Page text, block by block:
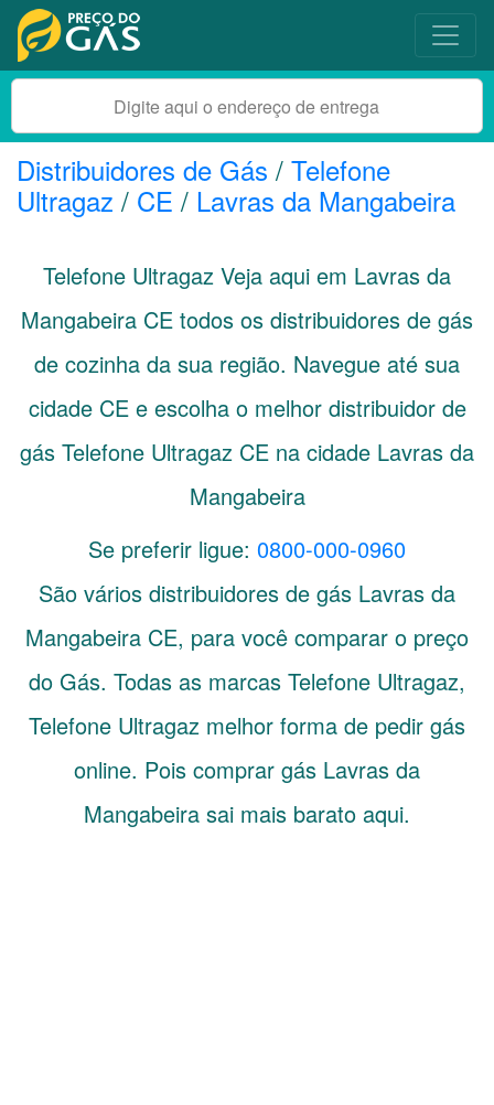
Distribuidores de Gás / Telefone
Ultragaz / CE / Lavras da Mangabeira
Telefone Ultragaz Veja aqui em Lavras da
Mangabeira CE todos os distribuidores de gás
de cozinha da sua região. Navegue até sua
cidade CEe escolha o melhor distribuidor de
gás Telefone Ultragaz CE na cidade Lavras da
Mangabeira
Se preferir ligue: 0800-000-0960
São vários distribuidores de gás Lavras da
Mangabeira CE, para você comparar o preço
do Gás. Todas as marcas Telefone Ultragaz,
Telefone Ultragaz melhor forma de pedir gás
online. Pois comprar gás Lavras da
Mangabeira sai mais barato aqui.